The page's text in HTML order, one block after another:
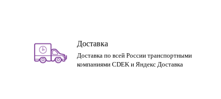
Доставка
Доставка по всей России транспортными
компаниями CDEK и Яндекс Доставка